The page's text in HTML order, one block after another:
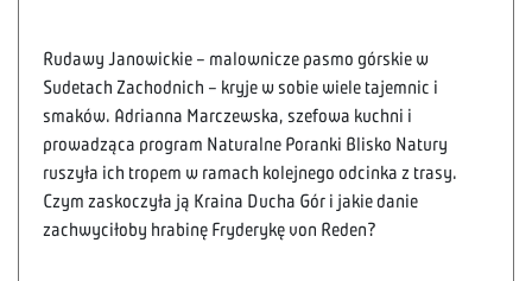
Rudawy Janowickie – malownicze pasmo górskie w
Sudetach Zachodnich – kryje w sobie wiele tajemnic i
smaków. Adrianna Marczewska, szefowa kuchni i
prowadząca program Naturalne Poranki Blisko Natury
ruszyła ich tropem w ramach kolejnego odcinka z trasy.
Czym zaskoczyła ją Kraina Ducha Gór i jakie danie
zachwyciłoby hrabinę Fryderykę von Reden?